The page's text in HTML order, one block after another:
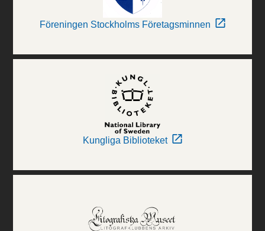
Föreningen Stockholms Företagsminnen
Kungliga Biblioteket